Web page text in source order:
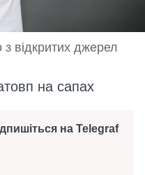
відкритих джерел
на сапах
на Telegraf